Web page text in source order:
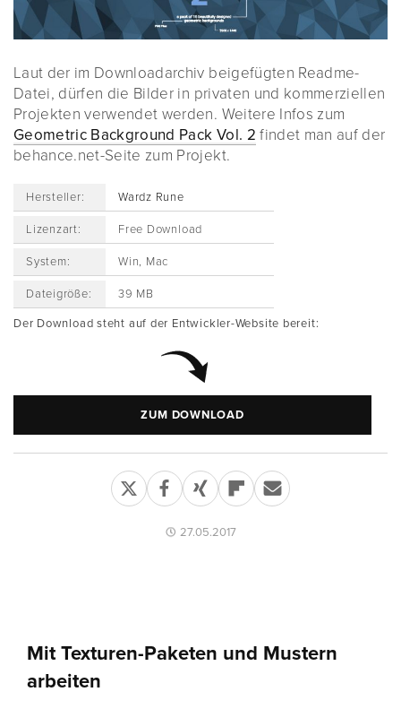
Laut der im Downloadarchiv beigefügten Readme-
Datei, dürfen die Bilder in privaten und kommerziellen
Projekten verwendet werden. Weitere Infos zum
Geometric Background Pack Vol. 2 findet man auf der
behance.net-Seite zum Projekt.
Hersteller: Wardz Rune
Lizenzart: Free Download
System: Win, Mac
Dateigröße: 39 MB
Der Download steht auf der Entwickler-Website bereit:
ZUM DOWNLOAD
27.05.2017
Mit Texturen-Paketen und Mustern
arbeiten